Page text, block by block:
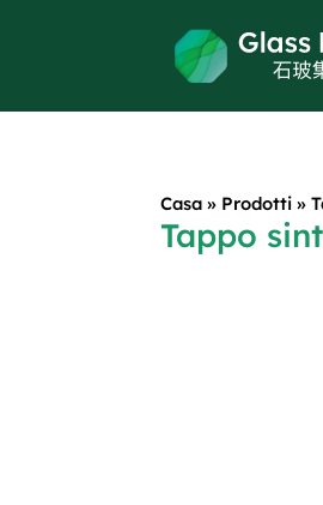
Casa » Prodotti »
Tappo